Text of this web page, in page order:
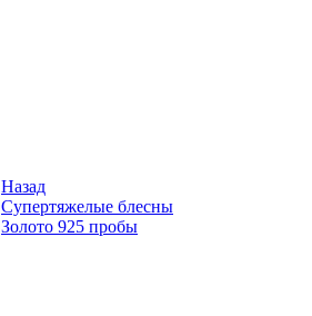
Назад
Супертяжелые блесны
Золото 925 пробы